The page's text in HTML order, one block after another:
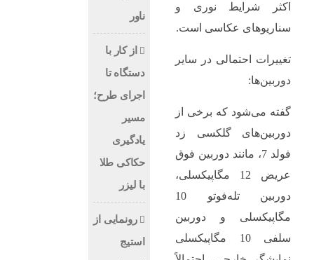
اکثر شرایط نوری و
سناریوهای عکاسی است.
تغییرات احتمالی در سایر
دوربین‌ها:
گفته می‌شود که برخی از
دوربین‌های گلکسی زد
فولد 7، مانند دوربین فوق
عریض 12 مگاپیکسلی،
دوربین تله‌فوتو 10
مگاپیکسلی و دوربین
سلفی 10 مگاپیکسلی
ناور
از کار با
دستگاه تا
اجرای طرح؛
مسیر
یادگیری
حکاکی طلا
با لیزر
رونمایی از
استیج